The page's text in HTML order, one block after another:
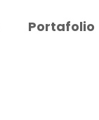
Portafolio